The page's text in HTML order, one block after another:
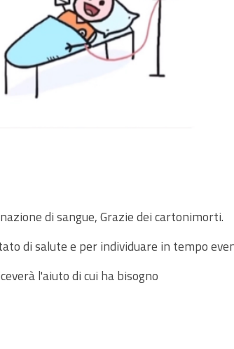
di sangue, Grazie dei cartonimorti.
di salute e per individuare in tempo
l'aiuto di cui ha bisogno